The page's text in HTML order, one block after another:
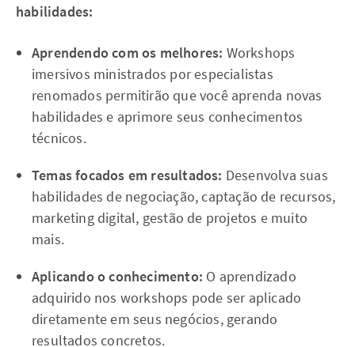
habilidades:
Aprendendo com os melhores: Workshops
imersivos ministrados por especialistas
renomados permitirão que você aprenda novas
habilidades e aprimore seus conhecimentos
técnicos.
Temas focados em resultados: Desenvolva suas
habilidades de negociação, captação de recursos,
marketing digital, gestão de projetos e muito
mais.
Aplicando o conhecimento: O aprendizado
adquirido nos workshops pode ser aplicado
diretamente em seus negócios, gerando
resultados concretos.